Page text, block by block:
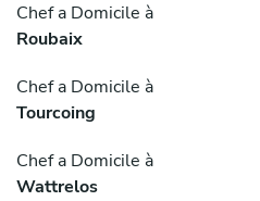
Chef a Domicile à
Roubaix
Chef a Domicile à
Tourcoing
Chef a Domicile à
Wattrelos